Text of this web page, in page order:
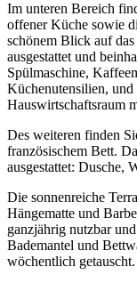
Im unteren Bereich
offener Küche sowie
schönem Blick auf
ausgestattet und
Spülmaschine,
Küchenutensilien,
Hauswirtschaftsraum
Des weiteren finden
französischem Bett.
ausgestattet: Dusche,
Die sonnenreiche
Hängematte und
ganzjährig nutzbar
Bademantel und
wöchentlich getauscht.